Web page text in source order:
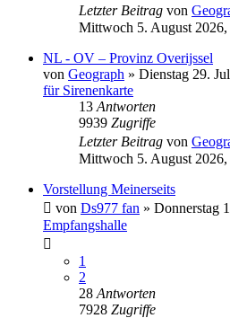
Letzter Beitrag von
Mittwoch 5. August 2026,
NL - OV – Provinz Overijssel
von Geograph » Dienstag 29.
für Sirenenkarte
13 Antworten
9939 Zugriffe
Letzter Beitrag von
Mittwoch 5. August 2026,
Vorstellung Meinerseits
von Ds977 fan » Donnerstag
Empfangshalle
1
2
28 Antworten
7928 Zugriffe